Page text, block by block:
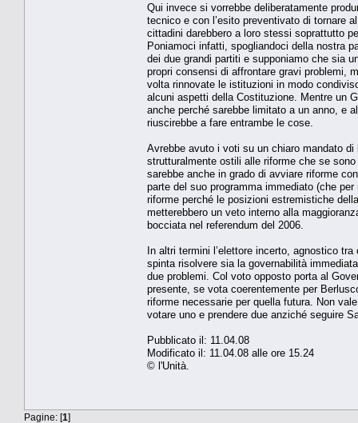
Qui invece si vorrebbe deliberatamente
tecnico e con l’esito preventivato di tornare
cittadini darebbero a loro stessi soprattutto
Poniamoci infatti, spogliandoci della nostra
dei due grandi partiti e supponiamo che sia
propri consensi di affrontare gravi problemi,
volta rinnovate le istituzioni in modo
alcuni aspetti della Costituzione. Mentre un
anche perché sarebbe limitato a un anno, e
riuscirebbe a fare entrambe le cose.
Avrebbe avuto i voti su un chiaro mandato
strutturalmente ostili alle riforme che se
sarebbe anche in grado di avviare riforme
parte del suo programma immediato (che
riforme perché le posizioni estremistiche
metterebbero un veto interno alla
bocciata nel referendum del 2006.
In altri termini l’elettore incerto, agnostico
spinta risolvere sia la governabilità
due problemi. Col voto opposto porta al
presente, se vota coerentemente per
riforme necessarie per quella futura. Non
votare uno e prendere due anziché seguire
Pubblicato il: 11.04.08
Modificato il: 11.04.08 alle ore 15.24
© l'Unità.
Pagine: [1]